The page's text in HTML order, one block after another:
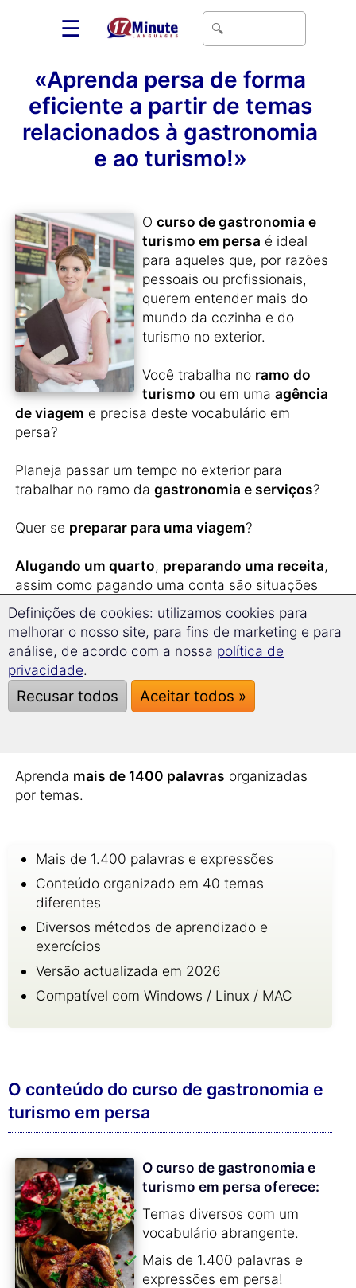
☰
«Aprenda persa de forma
eficiente a partir de temas
relacionados à gastronomia
e ao turismo!»
O curso de gastronomia e
turismo em persa é ideal
para aqueles que, por razões
pessoais ou profissionais,
querem entender mais do
mundo da cozinha e do
turismo no exterior.
Você trabalha no ramo do
turismo ou em uma agência
de viagem e precisa deste vocabulário em
persa?
Planeja passar um tempo no exterior para
trabalhar no ramo da gastronomia e serviços?
Quer se preparar para uma viagem?
Alugando um quarto, preparando uma receita,
assim como pagando uma conta são situações
que você encontra no curso.
Quer formular uma reclamação oufazer uma
excursão e ir às compras ?
Gosta de cozinharou lerreceitas estrangeiras
em persa?
Aprenda mais de 1400 palavras organizadas
por temas.
Mais de 1.400 palavras e expressões
Conteúdo organizado em 40 temas
diferentes
Diversos métodos de aprendizado e
exercícios
Versão actualizada em 2026
Compatível com Windows / Linux / MAC
O conteúdo do curso de gastronomia e
turismo em persa
O curso de gastronomia e
turismo em persa oferece:
Temas diversos com um
vocabulário abrangente.
Mais de 1.400 palavras e
expressões em persa!
Definições de cookies: utilizamos cookies para
melhorar o nosso site, para fins de marketing e para
análise, de acordo com a nossa política de
privacidade.
Recusar todos Aceitar todos »